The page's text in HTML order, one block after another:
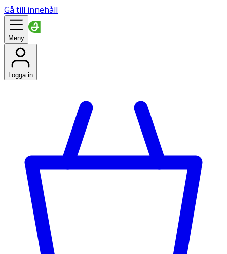
Gå till innehåll
Meny
Logga in